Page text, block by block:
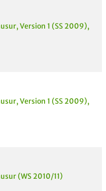
Version 1 (SS 2009),
Version 1 (SS 2009),
(WS 2010/11)